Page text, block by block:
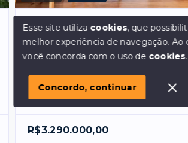
Chacara Klabin - São Paulo/SP, Zona
Apartamento chcara klabin
morar andar alto
Garagens
4
Área Privativa
188m²
R$3.290.000,00
Olá! em
Esse site utiliza cookies, que
melhor experiência de navegação.Ao
você concorda com o uso de cookies.
Concordo, continuar